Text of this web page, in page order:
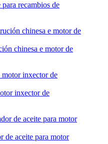
recambios de
chinesa e motor de
inxector de
de aceite para motor